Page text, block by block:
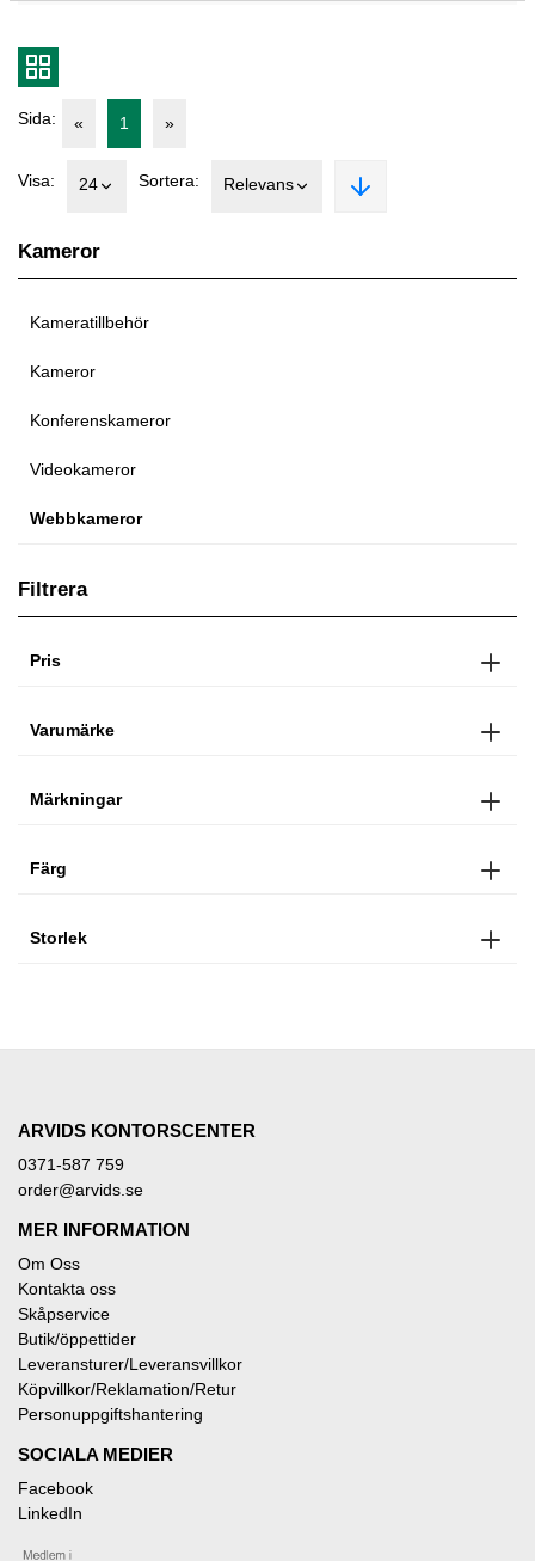
Kameror
Kameratillbehör
Kameror
Konferenskameror
Videokameror
Webbkameror
Filtrera
Pris
Varumärke
Märkningar
Färg
Storlek
Sida: « 1 »
Visa: 24 Sortera: Relevans
ARVIDS KONTORSCENTER
0371-587 759
order@arvids.se
MER INFORMATION
Om Oss
Kontakta oss
Skåpservice
Butik/öppettider
Leveransturer/Leveransvillkor
Köpvillkor/Reklamation/Retur
Personuppgiftshantering
SOCIALA MEDIER
Facebook
LinkedIn